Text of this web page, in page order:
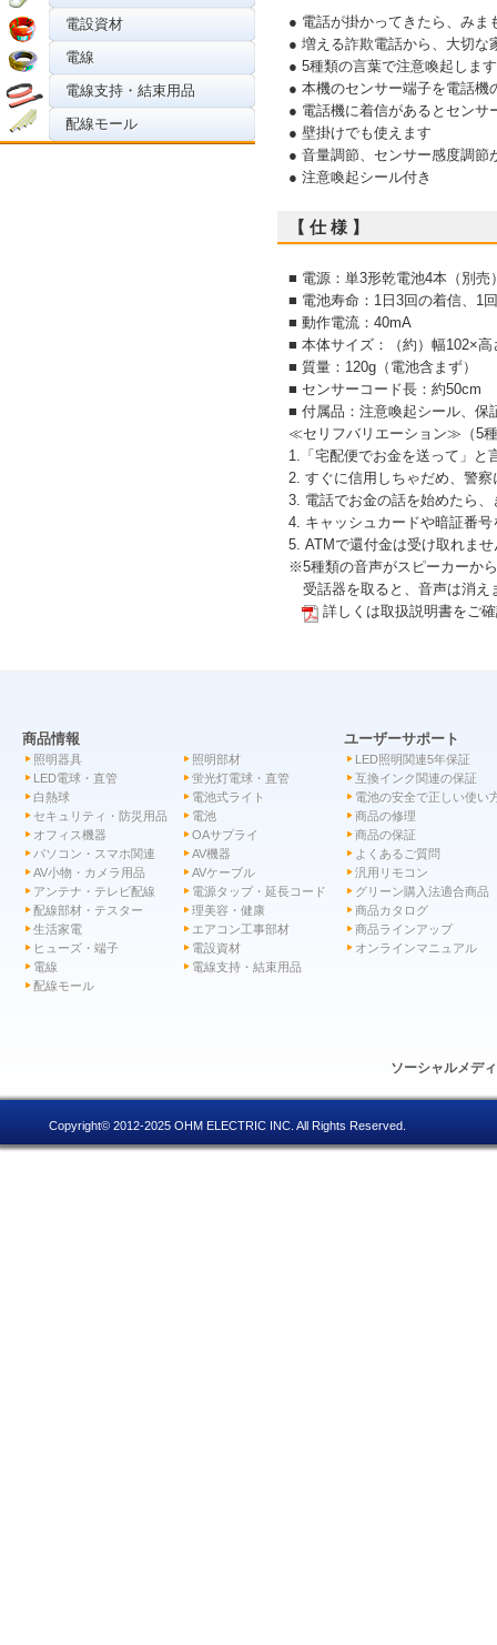
電設資材
電線
電線支持・結束用品
配線モール
● 電話が掛かってきたら、みま
● 増える詐欺電話から、大切な
● 5種類の言葉で注意喚起します
● 本機のセンサー端子を電話機
● 電話機に着信があるとセンサ
● 壁掛けでも使えます
● 音量調節、センサー感度調節
● 注意喚起シール付き
【 仕 様 】
■ 電源：単3形乾電池4本（別売
■ 電池寿命：1日3回の着信、1
■ 動作電流：40mA
■ 本体サイズ：（約）幅102×
■ 質量：120g（電池含まず）
■ センサーコード長：約50cm
■ 付属品：注意喚起シール、保
≪セリフバリエーション≫（5
1.「宅配便でお金を送って」と
2. すぐに信用しちゃだめ、警
3. 電話でお金の話を始めたら
4. キャッシュカードや暗証番
5. ATMで還付金は受け取れませ
※5種類の音声がスピーカーか
受話器を取ると、音声は消え
詳しくは取扱説明書をご
商品情報
照明器具
照明部材
LED電球・直管
蛍光灯電球・直管
白熱球
電池式ライト
セキュリティ・防災用品
電池
オフィス機器
OAサプライ
パソコン・スマホ関連
AV機器
AV小物・カメラ用品
AVケーブル
アンテナ・テレビ配線
電源タップ・延長コード
配線部材・テスター
理美容・健康
生活家電
エアコン工事部材
ヒューズ・端子
電設資材
電線
電線支持・結束用品
配線モール
ユーザーサポート
LED照明関連5年保証
互換インク関連の保証
電池の安全で正しい使い
商品の修理
商品の保証
よくあるご質問
汎用リモコン
グリーン購入法適合商品
商品カタログ
商品ラインアップ
オンラインマニュアル
ソーシャルメデ
Copyright© 2012-2025 OHM ELECTRIC INC. All Rights Reserved.